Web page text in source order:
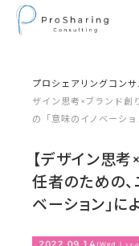
プロシェアリングコンサ
ザイン思考×ブランド創
の「意味のイノベーシ
【デザイン思
任者のための
ベーション」